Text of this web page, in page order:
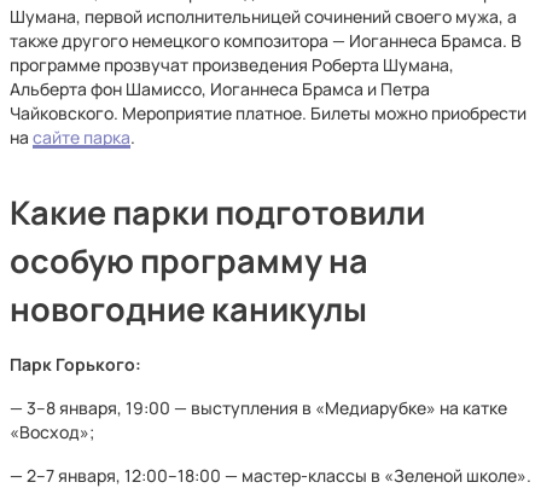
Шумана, первой исполнительницей сочинений своего мужа, а
также другого немецкого композитора — Иоганнеса Брамса. В
программе прозвучат произведения Роберта Шумана,
Альберта фон Шамиссо, Иоганнеса Брамса и Петра
Чайковского. Мероприятие платное. Билеты можно приобрести
на сайте парка.
Какие парки подготовили
особую программу на
новогодние каникулы
Парк Горького:
— 3–8 января, 19:00 — выступления в «Медиарубке» на катке
«Восход»;
— 2–7 января, 12:00–18:00 — мастер-классы в «Зеленой школе».